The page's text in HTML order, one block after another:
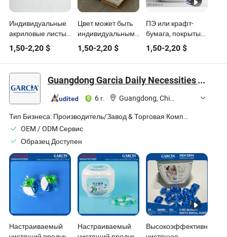
Индивидуальные
акриловые листы
с покрытием из
бумаги Jumei PE
или крафт-бумаги,
поликарбонатные
листы,
санитарные
1,50-2,20 $
Цвет может быть
индивидуальным
для ванн,
сантехники, СПА,
поддонов для
душа из
поликарбонатного
листа
1,50-2,20$
ПЭ или крафт-
бумага, покрытые
акриловыми
листами,
поликарбонатный
лист, санитарный
1,50-2,20$
Guangdong Garcia Daily Necessities Technology Co., Ltd.
6 г. ·
Guangdong, China
Тип Бизнеса:
Производитель/Завод & Торговая Компания
OEM / ODM Cервис
Образец Доступен
Настраиваемый
Настраиваемый
Высокоэффективное